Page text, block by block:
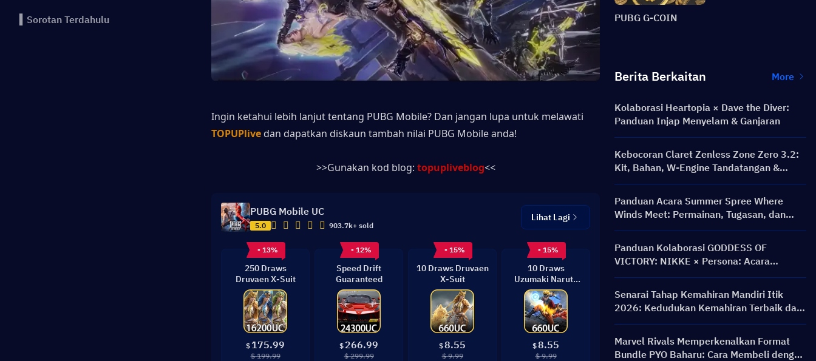
▍Sorotan Terdahulu
TOPUPlive dan dapatkan diskaun tambah nilai PUBG Mobile anda!
>>Gunakan kod blog: topupliveblog<<
PUBG Mobile UC
5.0 903.7k+ sold
Lihat Lagi
- 13%
250 Draws
Druvaen X-Suit
$ 175.99
$ 199.99
- 12%
Speed Drift
Guaranteed
$ 266.99
$ 299.99
- 15%
10 Draws Druvaen
X-Suit
$8.55
$ 9.99
- 15%
10 Draws
Uzumaki Naruto
Gilt
$8.55
$ 9.99
PUBG G-COIN
Berita Berkaitan More
Kolaborasi Heartopia × Dave the Diver:
Panduan Injap Menyelam & Ganjaran
Kebocoran Claret Zenless Zone Zero 3.2:
Kit, Bahan, W-Engine Tandatangan &
Mindscape Cinema
Panduan Acara Summer Spree Where
Winds Meet: Permainan, Tugasan, dan
Ganjaran
Panduan Kolaborasi GODDESS OF
VICTORY: NIKKE × Persona: Acara
PERSONA ON FRONTLINE, Watak, Banner
& Ganjaran
Senarai Tahap Kemahiran Mandiri Itik
2026: Kedudukan Kemahiran Terbaik dan
Panduan Binaan
Marvel Rivals Memperkenalkan Format
Bundle PYO Baharu: Cara Membeli dengan